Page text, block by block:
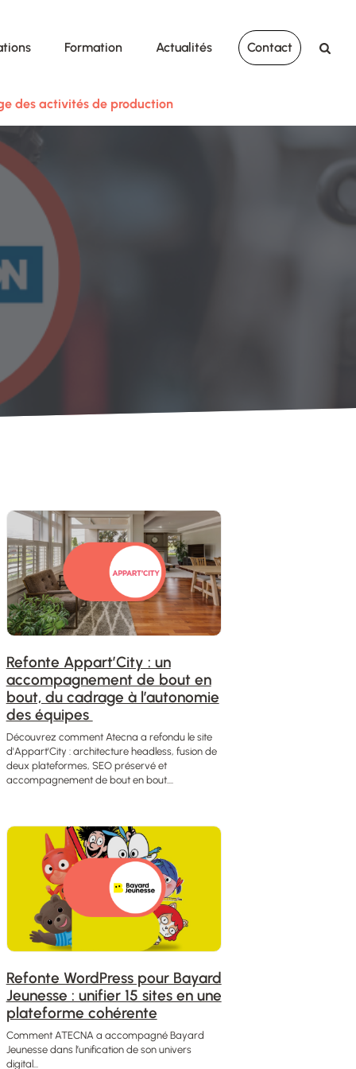
Formation Actualités Contact
des activités de production
Refonte Appart’City : un
accompagnement de bout en
bout, du cadrage à l’autonomie
des équipes
Découvrez comment Atecna a refondu le site
d'Appart'City : architecture headless, fusion de
deux plateformes, SEO préservé et
accompagnement de bout en bout....
Refonte WordPress pour Bayard
Jeunesse : unifier 15 sites en une
plateforme cohérente
Comment ATECNA a accompagné Bayard
Jeunesse dans l’unification de son univers
digital...